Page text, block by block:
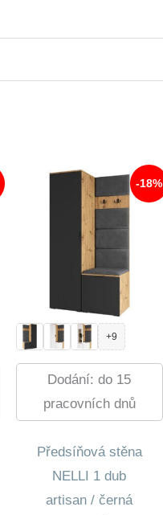
-18%
+9
Dodání: do 15
pracovních dnů
Předsíňová stěna
NELLI 1 dub
artisan / černá